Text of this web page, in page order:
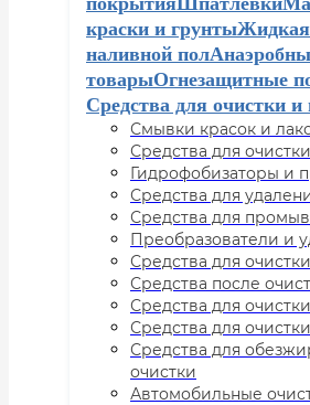
краски и грунтыЖидкая
наливной пол
товарыОгнезащитные
Средства для очистки
Смывки красок и
Средства для
Гидрофобизаторы и
Средства для
Средства для
Преобразователи и
Средства для
Средства после
Средства для
Средства для
Средства для
очистки
Автомобильные